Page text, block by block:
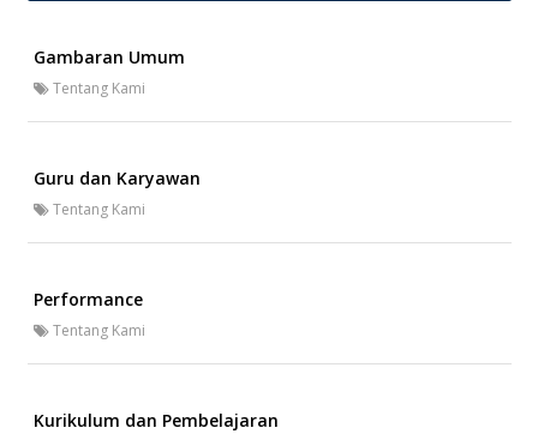
Gambaran Umum
Tentang Kami
Guru dan Karyawan
Tentang Kami
Performance
Tentang Kami
Kurikulum dan Pembelajaran